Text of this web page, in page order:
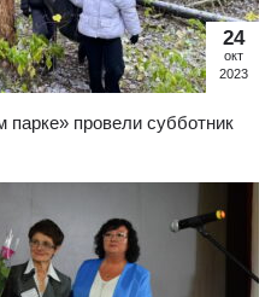
парке» провели субботник
24
окт
2023